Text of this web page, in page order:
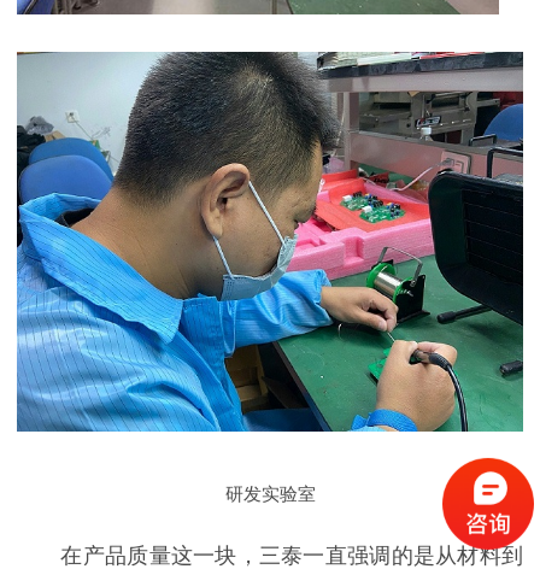
研发实验室
在产品质量这一块，三泰一直强调的是从材料到